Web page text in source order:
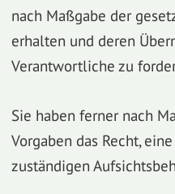
nach Maßgabe der
erhalten und deren
Verantwortliche zu
Sie haben ferner nach
Vorgaben das Recht,
zuständigen